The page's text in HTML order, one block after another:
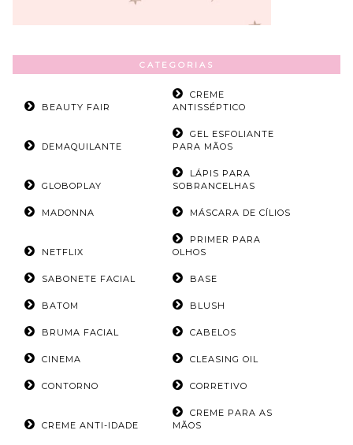
CATEGORIAS
BEAUTY FAIR
CREME
ANTISSÉPTICO
DEMAQUILANTE
GEL ESFOLIANTE
PARA MÃOS
GLOBOPLAY
LÁPIS PARA
SOBRANCELHAS
MADONNA MÁSCARA DE CÍLIOS
NETFLIX
PRIMER PARA
OLHOS
SABONETE FACIAL BASE
BATOM BLUSH
BRUMA FACIAL CABELOS
CINEMA CLEASING OIL
CONTORNO CORRETIVO
CREME ANTI-IDADE
CREME PARA AS
MÃOS